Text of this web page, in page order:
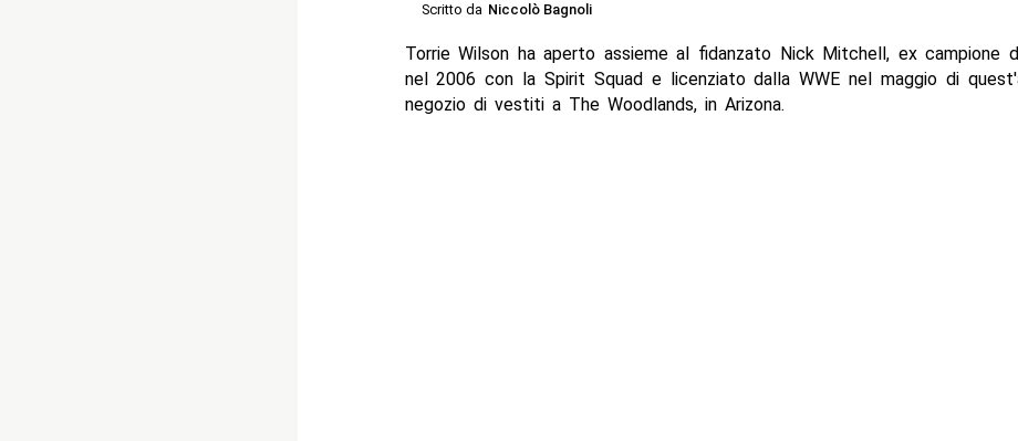
Scritto da Niccolò Bagnoli
Torrie Wilson ha aperto assieme al fidanzato Nick Mitchell, ex campione
nel 2006 con la Spirit Squad e licenziato dalla WWE nel maggio di
negozio di vestiti a The Woodlands, in Arizona.